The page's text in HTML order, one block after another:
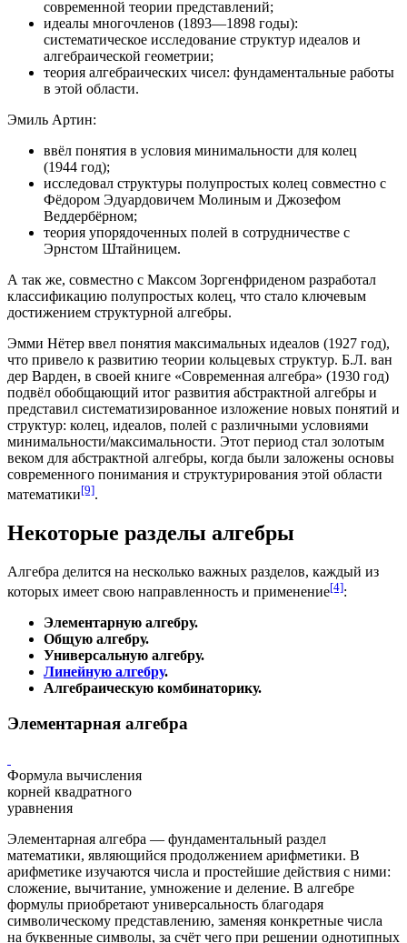
современной теории представлений;
идеалы многочленов (1893—1898 годы):
систематическое исследование структур идеалов и
алгебраической геометрии;
теория алгебраических чисел: фундаментальные работы
в этой области.
Эмиль Артин:
ввёл понятия в условия минимальности для колец
(1944 год);
исследовал структуры полупростых колец совместно с
Фёдором Эдуардовичем Молиным и Джозефом
Веддербёрном;
теория упорядоченных полей в сотрудничестве с
Эрнстом Штайницем.
А так же, совместно с Максом Зоргенфриденом разработал
классификацию полупростых колец, что стало ключевым
достижением структурной алгебры.
Эмми Нётер ввел понятия максимальных идеалов (1927 год),
что привело к развитию теории кольцевых структур. Б.Л. ван
дер Варден, в своей книге «Современная алгебра» (1930 год)
подвёл обобщающий итог развития абстрактной алгебры и
представил систематизированное изложение новых понятий и
структур: колец, идеалов, полей с различными условиями
минимальности/максимальности. Этот период стал золотым
веком для абстрактной алгебры, когда были заложены основы
современного понимания и структурирования этой области
математики[9].
Некоторые разделы алгебры
Алгебра делится на несколько важных разделов, каждый из
которых имеет свою направленность и применение[4]:
Элементарную алгебру.
Общую алгебру.
Универсальную алгебру.
Линейную алгебру.
Алгебраическую комбинаторику.
Элементарная алгебра
Формула вычисления
корней квадратного
уравнения
Элементарная алгебра — фундаментальный раздел
математики, являющийся продолжением арифметики. В
арифметике изучаются числа и простейшие действия с ними:
сложение, вычитание, умножение и деление. В алгебре
формулы приобретают универсальность благодаря
символическому представлению, заменяя конкретные числа
на буквенные символы, за счёт чего при решении однотипных